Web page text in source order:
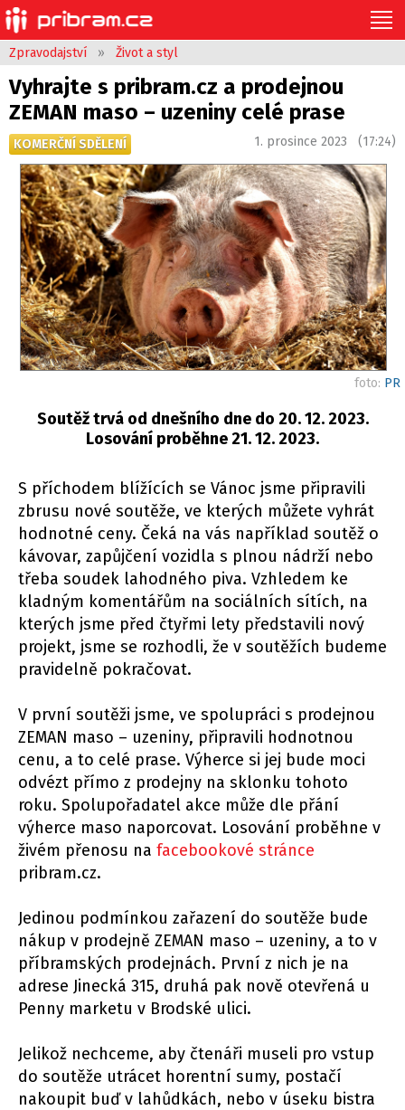
Zpravodajství » Život a styl
Vyhrajte s pribram.cz a prodejnou
ZEMAN maso – uzeniny celé prase
KOMERČNÍ SDĚLENÍ 1. prosince 2023 (17:24)
foto: PR
Soutěž trvá od dnešního dne do 20. 12. 2023.
Losování proběhne 21. 12. 2023.
S příchodem blížících se Vánoc jsme připravili
zbrusu nové soutěže, ve kterých můžete vyhrát
hodnotné ceny. Čeká na vás například soutěž o
kávovar, zapůjčení vozidla s plnou nádrží nebo
třeba soudek lahodného piva. Vzhledem ke
kladným komentářům na sociálních sítích, na
kterých jsme před čtyřmi lety představili nový
projekt, jsme se rozhodli, že v soutěžích budeme
pravidelně pokračovat.
V první soutěži jsme, ve spolupráci s prodejnou
ZEMAN maso – uzeniny, připravili hodnotnou
cenu, a to celé prase. Výherce si jej bude moci
odvézt přímo z prodejny na sklonku tohoto
roku. Spolupořadatel akce může dle přání
výherce maso naporcovat. Losování proběhne v
živém přenosu na facebookové stránce
pribram.cz.
Jedinou podmínkou zařazení do soutěže bude
nákup v prodejně ZEMAN maso – uzeniny, a to v
příbramských prodejnách. První z nich je na
adrese Jinecká 315, druhá pak nově otevřená u
Penny marketu v Brodské ulici.
Jelikož nechceme, aby čtenáři museli pro vstup
do soutěže utrácet horentní sumy, postačí
nakoupit buď v lahůdkách, nebo v úseku bistra